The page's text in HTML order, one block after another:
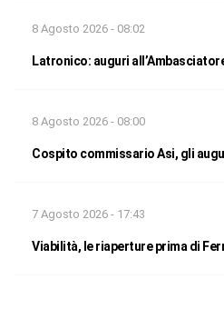
8 Agosto 2026 - 08:02
Latronico: auguri
8 Agosto 2026 - 08:00
Cospito commissario Asi, gli
7 Agosto 2026 - 17:43
Viabilità, le riaperture prima di